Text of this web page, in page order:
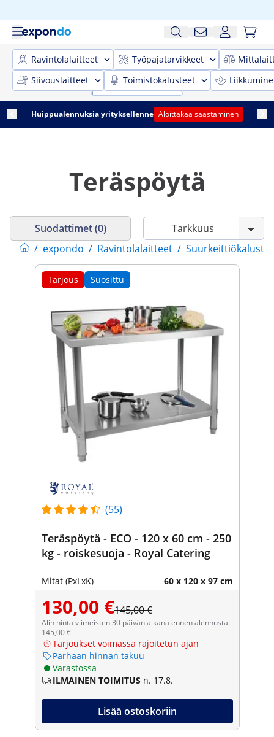
Ravintolalaitteet Työpajatarvikkeet
Siivouslaitteet
Toimistokalusteet
Huippualennuksia yrityksellenne Aloittakaa säästäminen
Teräspöytä
/ expondo / Ravintolalaitteet /
Suodattimet (0)
Tarjous Suosittu
(55)
Teräspöytä - ECO - 120 x 60 cm - 250
kg - roiskesuoja - Royal Catering
Mitat (PxLxK) 60 x 120 x 97 cm
130,00 €145,00 €
Alin hinta viimeisten 30 päivän aikana ennen alennusta:
145,00 €
Tarjoukset voimassa rajoitetun ajan
Parhaan hinnan takuu
Varastossa
ILMAINEN TOIMITUS n. 17.8.
Lisää ostoskoriin